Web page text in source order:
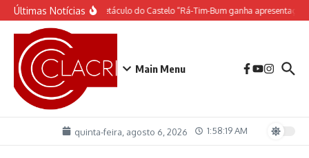
Ir para o conteúdo
Últimas NotíciasO espetáculo do Castelo “Rá-Tim-Bum ganha apresentação
Main Menu
quinta-feira, agosto 6, 2026 1:58:19 AM